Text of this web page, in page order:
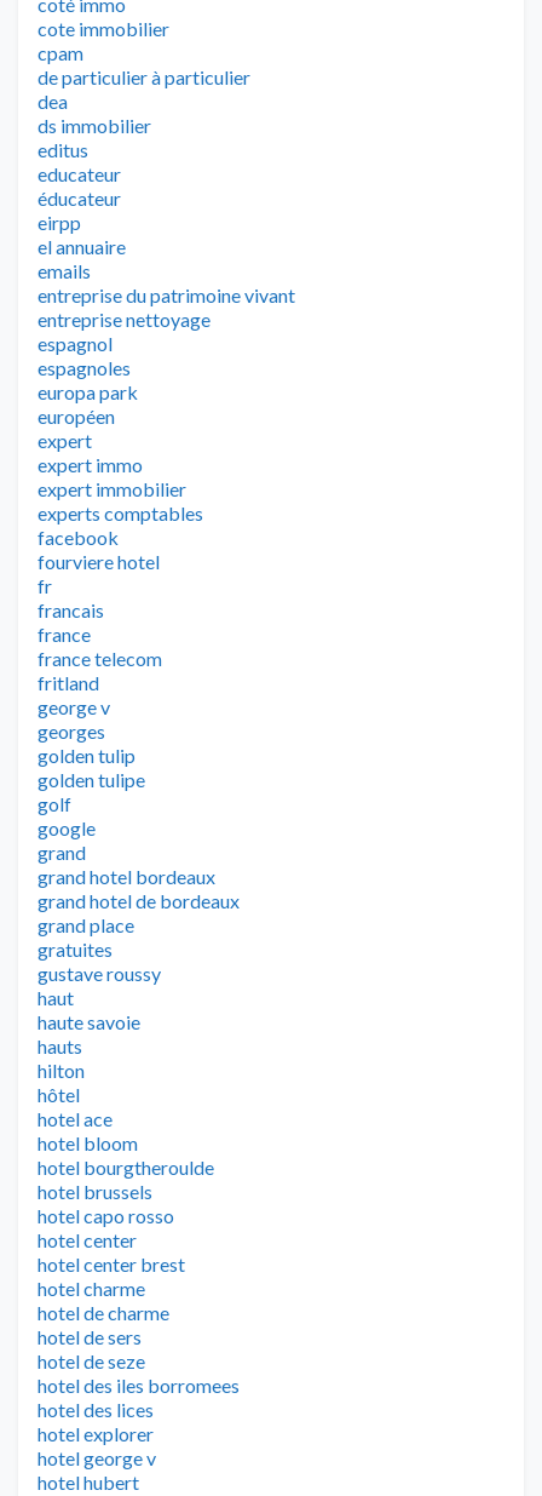
cote immobilier
cpam
de particulier à particulier
dea
ds immobilier
editus
educateur
éducateur
eirpp
el annuaire
emails
entreprise du patrimoine vivant
entreprise nettoyage
espagnol
espagnoles
europa park
européen
expert
expert immo
expert immobilier
experts comptables
facebook
fourviere hotel
fr
francais
france
france telecom
fritland
george v
georges
golden tulip
golden tulipe
golf
google
grand
grand hotel bordeaux
grand hotel de bordeaux
grand place
gratuites
gustave roussy
haut
haute savoie
hauts
hilton
hôtel
hotel ace
hotel bloom
hotel bourgtheroulde
hotel brussels
hotel capo rosso
hotel center
hotel center brest
hotel charme
hotel de charme
hotel de sers
hotel de seze
hotel des iles borromees
hotel des lices
hotel explorer
hotel george v
hotel hubert